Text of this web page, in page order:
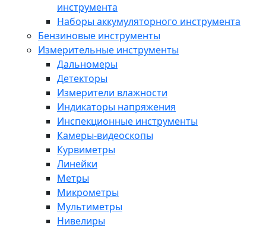
инструмента
Наборы аккумуляторного инструмента
Бензиновые инструменты
Измерительные инструменты
Дальномеры
Детекторы
Измерители влажности
Индикаторы напряжения
Инспекционные инструменты
Камеры-видеоскопы
Курвиметры
Линейки
Метры
Микрометры
Мультиметры
Нивелиры